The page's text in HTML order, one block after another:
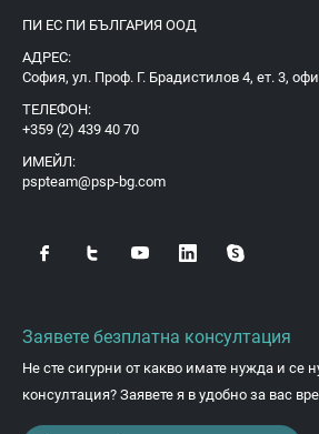
ПИ ЕС ПИ БЪЛГАРИЯ ООД
АДРЕС:
София, ул. Проф. Г. Брадистилов 4, ет. 3,
ТЕЛЕФОН:
+359 (2) 439 40 70
ИМЕЙЛ:
pspteam@psp-bg.com
Заявете безплатна консултация
Не сте сигурни от какво имате нужда и се
консултация? Заявете я в удобно за вас